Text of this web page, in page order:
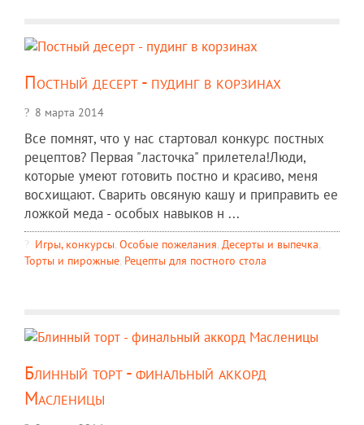
Постный десерт - пудинг в корзинах
8 марта 2014
Все помнят, что у нас стартовал конкурс постных
рецептов? Первая "ласточка" прилетела!Люди,
которые умеют готовить постно и красиво, меня
восхищают. Сварить овсяную кашу и приправить ее
ложкой меда - особых навыков н ...
Игры, конкурсы, Особые пожелания, Десерты и выпечка,
Торты и пирожные, Рецепты для постного стола
Блинный торт - финальный аккорд
Масленицы